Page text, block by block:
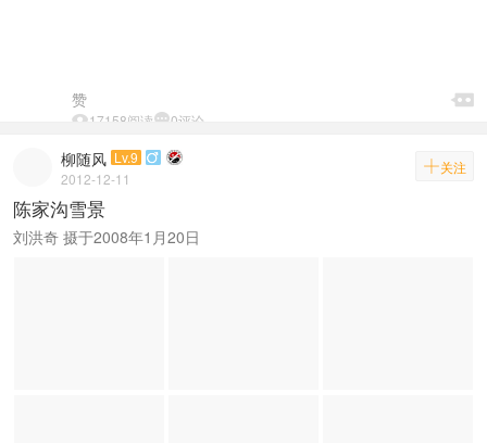


赞
17158阅读0评论
关注
柳随风 Lv.9 
2012-12-11
陈家沟雪景
刘洪奇 摄于2008年1月20日